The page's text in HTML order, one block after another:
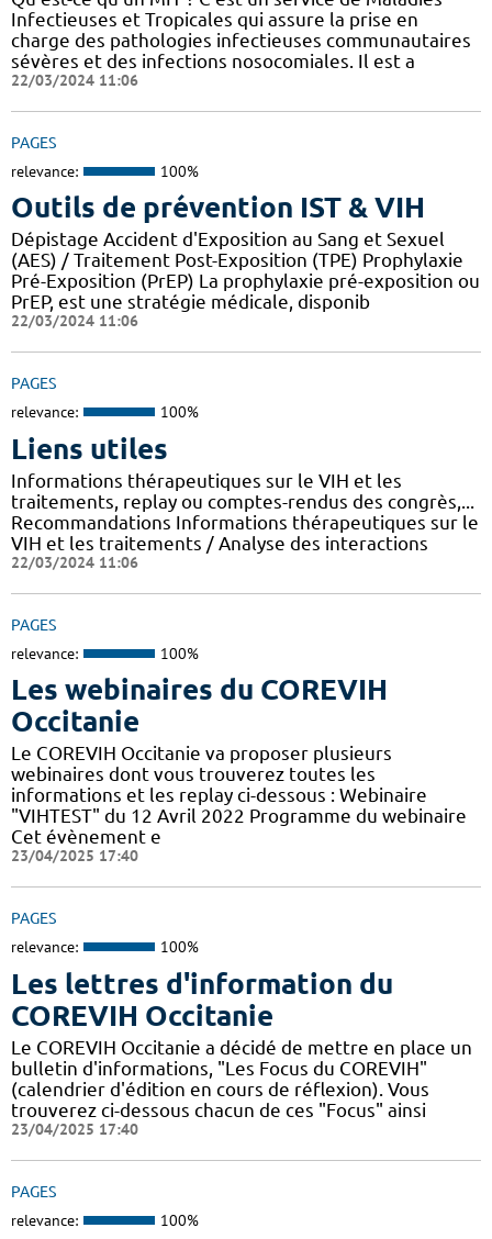
Infectieuses et Tropicales qui assure la prise en
charge des pathologies infectieuses communautaires
sévères et des infections nosocomiales. Il est a
22/03/2024 11:06
PAGES
relevance: 100%
Outils de prévention IST & VIH
Dépistage Accident d'Exposition au Sang et Sexuel
(AES) / Traitement Post-Exposition (TPE) Prophylaxie
Pré-Exposition (PrEP) La prophylaxie pré-exposition ou
PrEP, est une stratégie médicale, disponib
22/03/2024 11:06
PAGES
relevance: 100%
Liens utiles
Informations thérapeutiques sur le VIH et les
traitements, replay ou comptes-rendus des congrès,...
Recommandations Informations thérapeutiques sur le
VIH et les traitements / Analyse des interactions
22/03/2024 11:06
PAGES
relevance: 100%
Les webinaires du COREVIH
Occitanie
Le COREVIH Occitanie va proposer plusieurs
webinaires dont vous trouverez toutes les
informations et les replay ci-dessous : Webinaire
"VIHTEST" du 12 Avril 2022 Programme du webinaire
Cet évènement e
23/04/2025 17:40
PAGES
relevance: 100%
Les lettres d'information du
COREVIH Occitanie
Le COREVIH Occitanie a décidé de mettre en place un
bulletin d'informations, "Les Focus du COREVIH"
(calendrier d'édition en cours de réflexion). Vous
trouverez ci-dessous chacun de ces "Focus" ainsi
23/04/2025 17:40
PAGES
relevance: 100%